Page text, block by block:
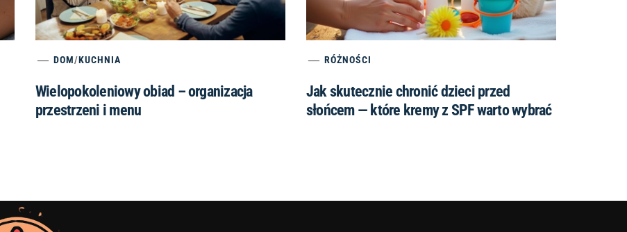
DOM/KUCHNIA
Wielopokoleniowy obiad – organizacja
przestrzeni i menu
RÓŻNOŚCI
Jak skutecznie chronić dzieci przed
słońcem — które kremy z SPF warto wybrać